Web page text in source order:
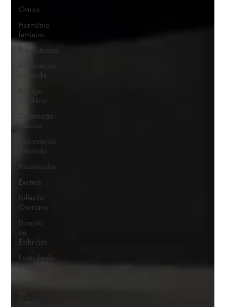
Óvulos
Hormônio
feminino
Progesterona
Reprodução
Assistida
Barriga
Solidária
Orientação
Médica
Reprodução
Assistida
Papanicolau
Exames
Falência
Ovariana
Doação
de
Embriões
Estimulação
Hormonal